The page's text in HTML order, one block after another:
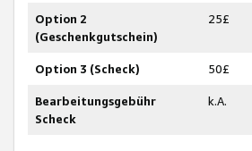
Option 2
(Geschenkgutschein)
25£
Option 3 (Scheck) 50£
Bearbeitungsgebühr
Scheck
k.A.